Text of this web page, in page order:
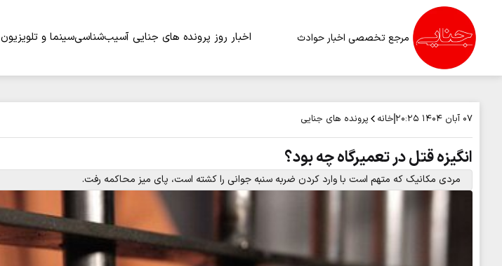
مرجع تخصصی اخبار حوادث اخبار روز پرونده های جنایی آسیب‌شناسیسینما و تلویزیون
۰۷ آبان ۱۴۰۴ ۲۰:۲۵ خانه پرونده های جنایی
انگیزه قتل در تعمیرگاه چه بود؟
مردی مکانیک که متهم است با وارد کردن ضربه سنبه جوانی را کشته‌ است، پای میز محاکمه رفت.